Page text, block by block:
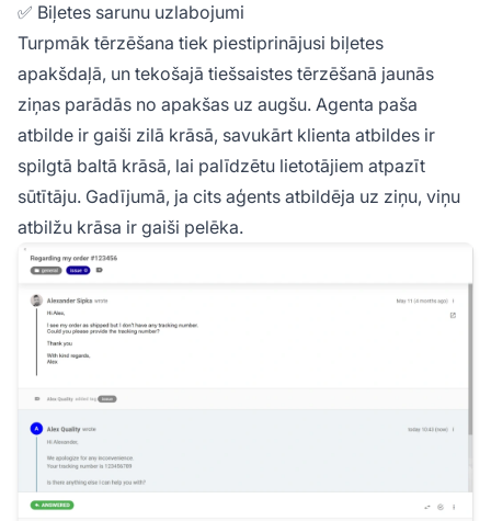
✅ Biļetes sarunu uzlabojumi
Turpmāk tērzēšana tiek piestiprinājusi biļetes
apakšdaļā, un tekošajā tiešsaistes tērzēšanā jaunās
ziņas parādās no apakšas uz augšu. Agenta paša
atbilde ir gaiši zilā krāsā, savukārt klienta atbildes ir
spilgtā baltā krāsā, lai palīdzētu lietotājiem atpazīt
sūtītāju. Gadījumā, ja cits aģents atbildēja uz ziņu, viņu
atbilžu krāsa ir gaiši pelēka.